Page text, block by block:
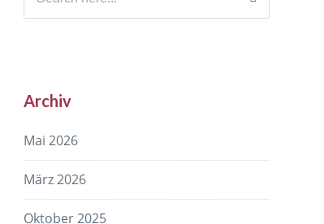
Archiv
Mai 2026
März 2026
Oktober 2025